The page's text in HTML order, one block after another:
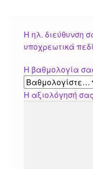
Η ηλ. διεύθυνση
υποχρεωτικά
Η βαθμολογία
Η αξιολόγησή σας